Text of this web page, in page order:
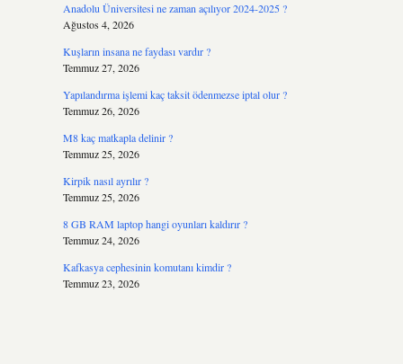
Anadolu Üniversitesi ne zaman açılıyor 2024-2025 ?
Ağustos 4, 2026
Kuşların insana ne faydası vardır ?
Temmuz 27, 2026
Yapılandırma işlemi kaç taksit ödenmezse iptal olur ?
Temmuz 26, 2026
M8 kaç matkapla delinir ?
Temmuz 25, 2026
Kirpik nasıl ayrılır ?
Temmuz 25, 2026
8 GB RAM laptop hangi oyunları kaldırır ?
Temmuz 24, 2026
Kafkasya cephesinin komutanı kimdir ?
Temmuz 23, 2026